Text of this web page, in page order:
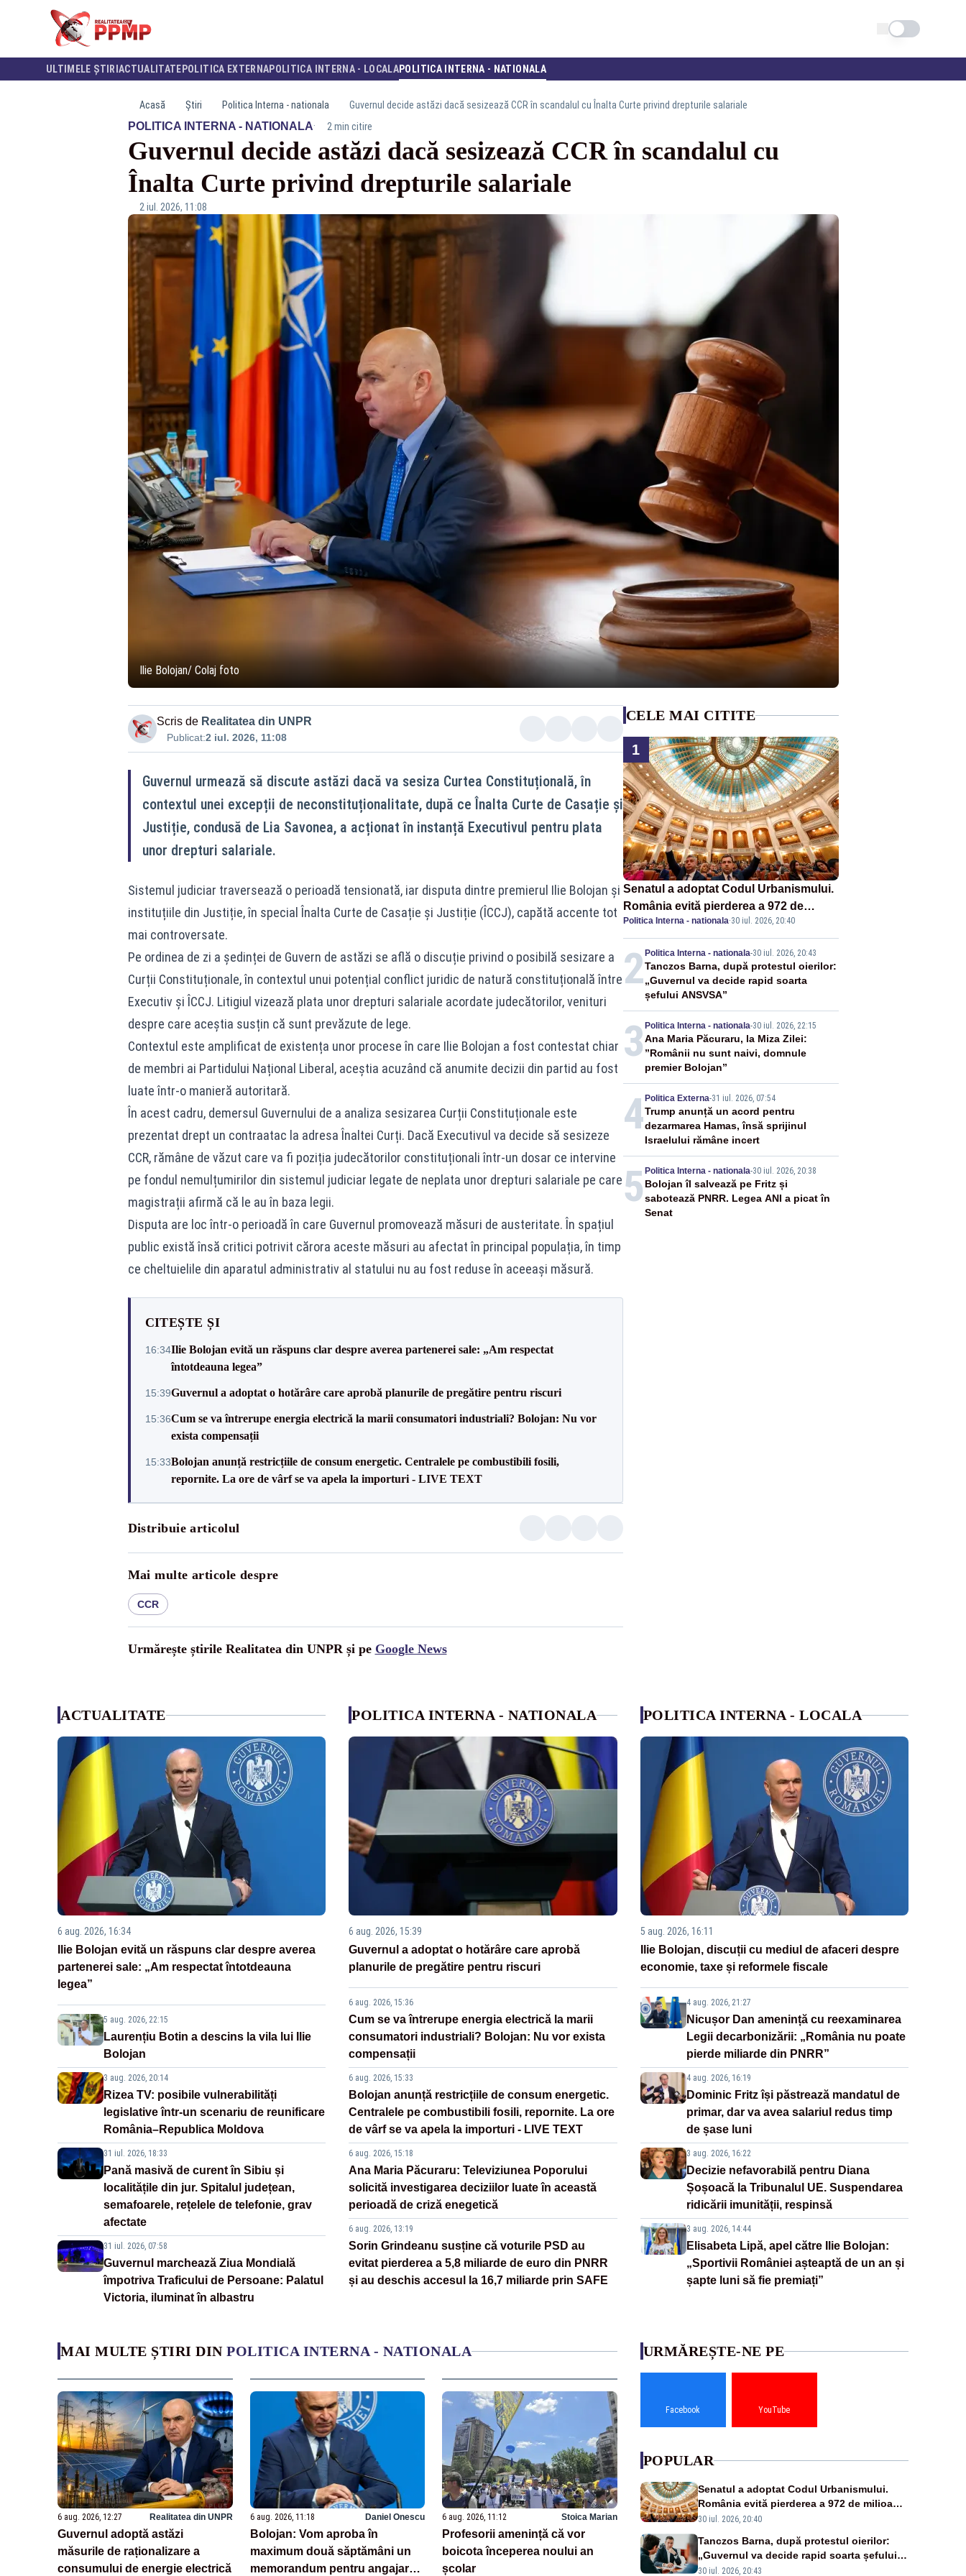
Schimba tema
ULTIMELE ȘTIRI ACTUALITATE POLITICA EXTERNAPOLITICA INTERNA - LOCALAPOLITICA INTERNA - NATIONALA
Acasă Știri Politica Interna - nationala Guvernul decide astăzi dacă sesizează CCR în scandalul cu Înalta Curte privind drepturile salariale
POLITICA INTERNA - NATIONALA· 2 min citire
Guvernul decide astăzi dacă sesizează CCR în scandalul cu
Înalta Curte privind drepturile salariale
2 iul. 2026, 11:08
Ilie Bolojan/ Colaj foto
Scris de Realitatea din UNPR
Publicat:2 iul. 2026, 11:08
Guvernul urmează să discute astăzi dacă va sesiza Curtea Constituțională, în
contextul unei excepții de neconstituționalitate, după ce Înalta Curte de Casație și
Justiție, condusă de Lia Savonea, a acționat în instanță Executivul pentru plata
unor drepturi salariale.
Sistemul judiciar traversează o perioadă tensionată, iar disputa dintre premierul Ilie Bolojan și
instituțiile din Justiție, în special Înalta Curte de Casație și Justiție (ÎCCJ), capătă accente tot
mai controversate.
Pe ordinea de zi a ședinței de Guvern de astăzi se află o discuție privind o posibilă sesizare a
Curții Constituționale, în contextul unui potențial conflict juridic de natură constituțională între
Executiv și ÎCCJ. Litigiul vizează plata unor drepturi salariale acordate judecătorilor, venituri
despre care aceștia susțin că sunt prevăzute de lege.
Contextul este amplificat de existența unor procese în care Ilie Bolojan a fost contestat chiar
de membri ai Partidului Național Liberal, aceștia acuzând că anumite decizii din partid au fost
luate într-o manieră autoritară.
În acest cadru, demersul Guvernului de a analiza sesizarea Curții Constituționale este
prezentat drept un contraatac la adresa Înaltei Curți. Dacă Executivul va decide să sesizeze
CCR, rămâne de văzut care va fi poziția judecătorilor constituționali într-un dosar ce intervine
pe fondul nemulțumirilor din sistemul judiciar legate de neplata unor drepturi salariale pe care
magistrații afirmă că le au în baza legii.
Disputa are loc într-o perioadă în care Guvernul promovează măsuri de austeritate. În spațiul
public există însă critici potrivit cărora aceste măsuri au afectat în principal populația, în timp
ce cheltuielile din aparatul administrativ al statului nu au fost reduse în aceeași măsură.
CITEȘTE ȘI
16:34Ilie Bolojan evită un răspuns clar despre averea partenerei sale: „Am respectat
întotdeauna legea”
15:39Guvernul a adoptat o hotărâre care aprobă planurile de pregătire pentru riscuri
15:36Cum se va întrerupe energia electrică la marii consumatori industriali? Bolojan: Nu vor
exista compensații
15:33Bolojan anunță restricțiile de consum energetic. Centralele pe combustibili fosili,
repornite. La ore de vârf se va apela la importuri - LIVE TEXT
Distribuie articolul
Mai multe articole despre
CCR
Urmărește știrile Realitatea din UNPR și pe Google News
CELE MAI CITITE
1
Senatul a adoptat Codul Urbanismului.
România evită pierderea a 972 de
milioane de euro din PNRR
Politica Interna - nationala·30 iul. 2026, 20:40
2 Politica Interna - nationala-30 iul. 2026, 20:43
Tanczos Barna, după protestul oierilor:
„Guvernul va decide rapid soarta
șefului ANSVSA”
3 Politica Interna - nationala-30 iul. 2026, 22:15
Ana Maria Păcuraru, la Miza Zilei:
”Românii nu sunt naivi, domnule
premier Bolojan”
4 Politica Externa-31 iul. 2026, 07:54
Trump anunță un acord pentru
dezarmarea Hamas, însă sprijinul
Israelului rămâne incert
5 Politica Interna - nationala-30 iul. 2026, 20:38
Bolojan îl salvează pe Fritz și
sabotează PNRR. Legea ANI a picat în
Senat
ACTUALITATE
6 aug. 2026, 16:34
Ilie Bolojan evită un răspuns clar despre averea
partenerei sale: „Am respectat întotdeauna
legea”
5 aug. 2026, 22:15
Laurențiu Botin a descins la vila lui Ilie
Bolojan
3 aug. 2026, 20:14
Rizea TV: posibile vulnerabilități
legislative într-un scenariu de reunificare
România–Republica Moldova
31 iul. 2026, 18:33
Pană masivă de curent în Sibiu și
localitățile din jur. Spitalul județean,
semafoarele, rețelele de telefonie, grav
afectate
31 iul. 2026, 07:58
Guvernul marchează Ziua Mondială
împotriva Traficului de Persoane: Palatul
Victoria, iluminat în albastru
POLITICA INTERNA - NATIONALA
6 aug. 2026, 15:39
Guvernul a adoptat o hotărâre care aprobă
planurile de pregătire pentru riscuri
6 aug. 2026, 15:36
Cum se va întrerupe energia electrică la marii
consumatori industriali? Bolojan: Nu vor exista
compensații
6 aug. 2026, 15:33
Bolojan anunță restricțiile de consum energetic.
Centralele pe combustibili fosili, repornite. La ore
de vârf se va apela la importuri - LIVE TEXT
6 aug. 2026, 15:18
Ana Maria Păcuraru: Televiziunea Poporului
solicită investigarea deciziilor luate în această
perioadă de criză enegetică
6 aug. 2026, 13:19
Sorin Grindeanu susține că voturile PSD au
evitat pierderea a 5,8 miliarde de euro din PNRR
și au deschis accesul la 16,7 miliarde prin SAFE
POLITICA INTERNA - LOCALA
5 aug. 2026, 16:11
Ilie Bolojan, discuții cu mediul de afaceri despre
economie, taxe și reformele fiscale
4 aug. 2026, 21:27
Nicușor Dan amenință cu reexaminarea
Legii decarbonizării: „România nu poate
pierde miliarde din PNRR”
4 aug. 2026, 16:19
Dominic Fritz își păstrează mandatul de
primar, dar va avea salariul redus timp
de șase luni
3 aug. 2026, 16:22
Decizie nefavorabilă pentru Diana
Șoșoacă la Tribunalul UE. Suspendarea
ridicării imunității, respinsă
3 aug. 2026, 14:44
Elisabeta Lipă, apel către Ilie Bolojan:
„Sportivii României așteaptă de un an și
șapte luni să fie premiați”
MAI MULTE ȘTIRI DIN POLITICA INTERNA - NATIONALA
6 aug. 2026, 12:27 Realitatea din UNPR
Guvernul adoptă astăzi
măsurile de raționalizare a
consumului de energie electrică
6 aug. 2026, 11:18 Daniel Onescu
Bolojan: Vom aproba în
maximum două săptămâni un
memorandum pentru angajarea
6 aug. 2026, 11:12 Stoica Marian
Profesorii amenință că vor
boicota începerea noului an
școlar
URMĂREȘTE-NE PE
Facebook YouTube
POPULAR
Senatul a adoptat Codul Urbanismului.
România evită pierderea a 972 de milioane
de euro din PNRR
30 iul. 2026, 20:40
Tanczos Barna, după protestul oierilor:
„Guvernul va decide rapid soarta șefului
ANSVSA”
30 iul. 2026, 20:43